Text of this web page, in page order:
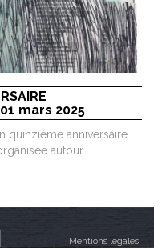
mars 2025
quinzième anniversaire
autour
Mentions légales